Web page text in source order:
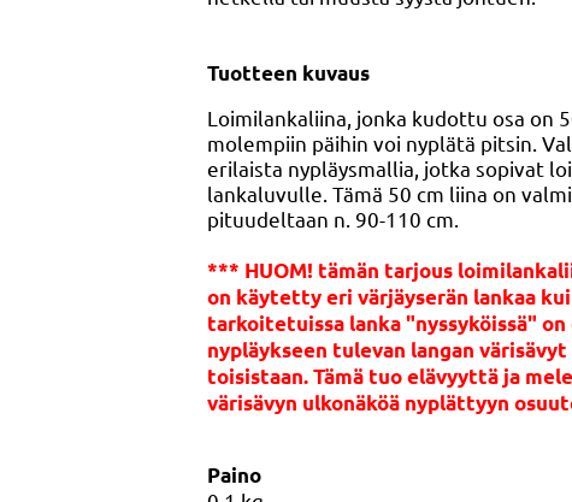
Tuotteen kuvaus
Loimilankaliina, jonka kudottu osa on
molempiin päihin voi nyplätä pitsin.
erilaista nypläysmallia, jotka sopivat
lankaluvulle. Tämä 50 cm liina on
pituudeltaan n. 90-110 cm.
*** HUOM! tämän tarjous
on käytetty eri värjäyserän lankaa
tarkoitetuissa lanka "nyssyköissä"
nypläykseen tulevan langan
toisistaan. Tämä tuo elävyyttä ja
värisävyn ulkonäköä nyplättyyn
Paino